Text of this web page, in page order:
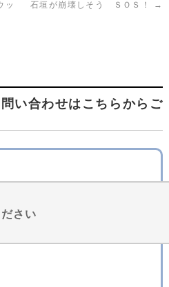
ッ
石垣が崩壊しそう ＳＯＳ！ →
い合わせはこちらからご
さい